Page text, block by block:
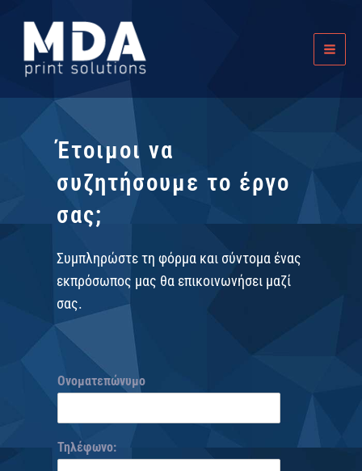
content
Menu
Έτοιμοι να
συζητήσουμε το έργο
σας;
Συμπληρώστε τη φόρμα και σύντομα ένας
εκπρόσωπος μας θα επικοινωνήσει μαζί
σας.
Ονοματεπώνυμο
Τηλέφωνο: